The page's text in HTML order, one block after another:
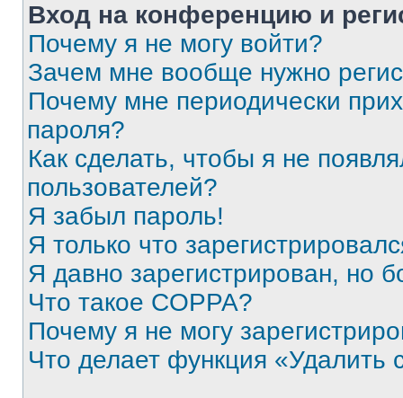
Вход на конференцию и
Почему я не могу войти?
Зачем мне вообще нужно
Почему мне периодически
пароля?
Как сделать, чтобы я не
пользователей?
Я забыл пароль!
Я только что
Я давно зарегистрирован, но
Что такое COPPA?
Почему я не могу
Что делает функция «Удалить